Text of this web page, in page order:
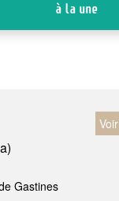
à la une
Voir
Gastines